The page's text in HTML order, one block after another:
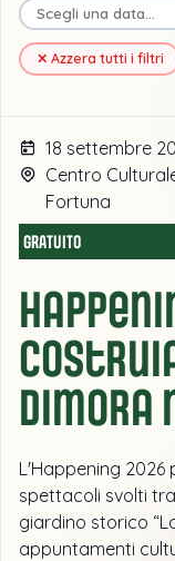
✕ Azzera tutti i filtri
18 settembre
Centro
Fortuna
GRATUITO
dimora
L'Happening 2026
spettacoli svolti
giardino storico
appuntamenti